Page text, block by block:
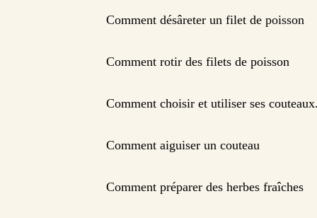
Comment désâreter un filet de poisson
Comment rotir des filets de poisson
Comment choisir et utiliser ses
Comment aiguiser un couteau
Comment préparer des herbes fraîches